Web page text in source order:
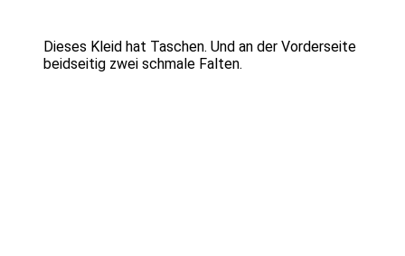
Dieses Kleid hat Taschen. Und an der Vorderseite
beidseitig zwei schmale Falten.